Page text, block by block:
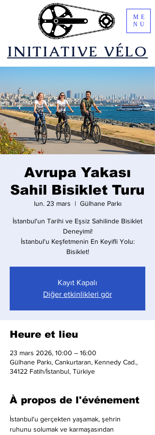
​INITIATIVE VÉLO
ME
NU
Avrupa Yakası
Sahil Bisiklet Turu
lun. 23 mars
  |
Gülhane Parkı
İstanbul'un Tarihi ve Eşsiz Sahilinde Bisiklet
Deneyimi!
İstanbul'u Keşfetmenin En Keyifli Yolu:
Bisiklet!
Kayıt Kapalı
Diğer etkinlikleri gör
Heure et lieu
23 mars 2026, 10:00 – 16:00
Gülhane Parkı, Cankurtaran, Kennedy Cad.,
34122 Fatih/İstanbul, Türkiye
À propos de l'événement
İstanbul'u gerçekten yaşamak, şehrin
ruhunu solumak ve karmaşasından